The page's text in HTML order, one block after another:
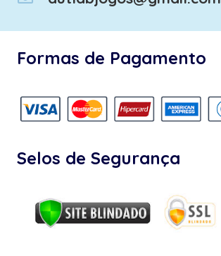
Formas de Pagamento
Selos de Segurança